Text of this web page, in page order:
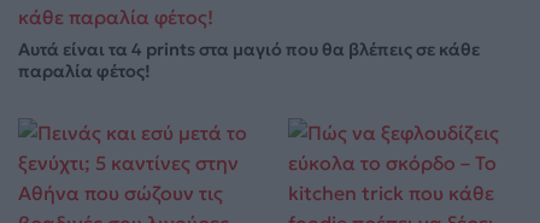
Αυτά είναι τα 4 prints στα μαγιό που θα βλέπεις σε κάθε
παραλία φέτος!